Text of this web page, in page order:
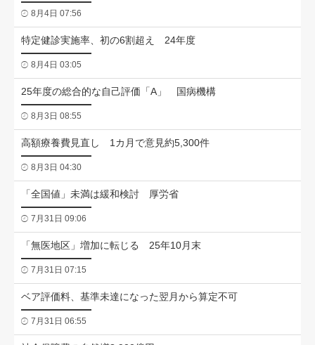
8月4日 07:56
特定健診実施率、初の6割超え 24年度
8月4日 03:05
25年度の総合的な自己評価「A」 国病機構
8月3日 08:55
高額療養費見直し 1カ月で意見約5,300件
8月3日 04:30
「全国値」未満は緩和検討 厚労省
7月31日 09:06
「無医地区」増加に転じる 25年10月末
7月31日 07:15
ベア評価料、基準未達になった翌月から算定不可
7月31日 06:55